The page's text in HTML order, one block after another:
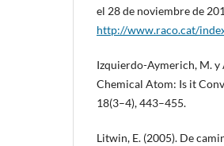
el 28 de noviembre de
http://www.raco.cat/
Izquierdo-Aymerich, M.
Chemical Atom: Is it
18(3–4), 443–455.
Litwin, E. (2005). De